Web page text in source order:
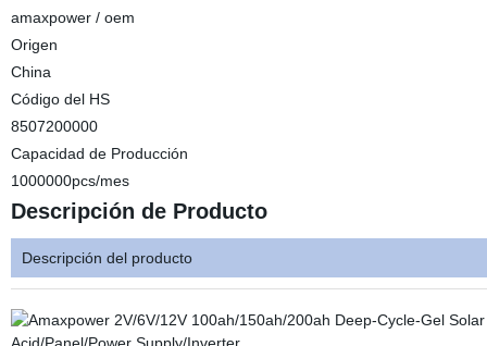
amaxpower / oem
Origen
China
Código del HS
8507200000
Capacidad de Producción
1000000pcs/mes
Descripción de Producto
Descripción del producto